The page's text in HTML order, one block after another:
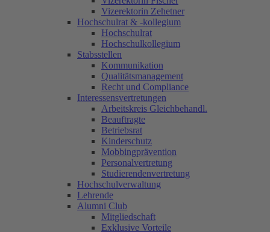
Vizerektorin Zehetner
Hochschulrat & -kollegium
Hochschulrat
Hochschulkollegium
Stabsstellen
Kommunikation
Qualitätsmanagement
Recht und Compliance
Interessensvertretungen
Arbeitskreis Gleichbehandl.
Beauftragte
Betriebsrat
Kinderschutz
Mobbingprävention
Personalvertretung
Studierendenvertretung
Hochschulverwaltung
Lehrende
Alumni Club
Mitgliedschaft
Exklusive Vorteile